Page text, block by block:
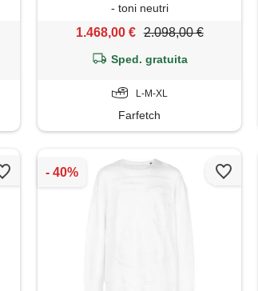
- toni neutri
1.468,00 € 2.098,00 €
Sped. gratuita
L-M-XL
Farfetch